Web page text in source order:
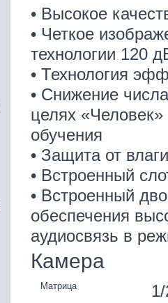
• Высокое
• Четкое
технологии 120
• Технология
• Снижение
целях
обучения
• Защита от
• Встроенный
• Встроенный
обеспечения
аудиосвязь в
Камера
Матрица